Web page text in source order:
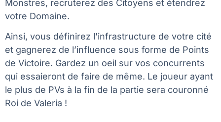
Monstres, recruterez des Citoyens et étendrez
votre Domaine.
Ainsi, vous définirez l’infrastructure de votre cité
et gagnerez de l’influence sous forme de Points
de Victoire. Gardez un oeil sur vos concurrents
qui essaieront de faire de même. Le joueur ayant
le plus de PVs à la fin de la partie sera couronné
Roi de Valeria !